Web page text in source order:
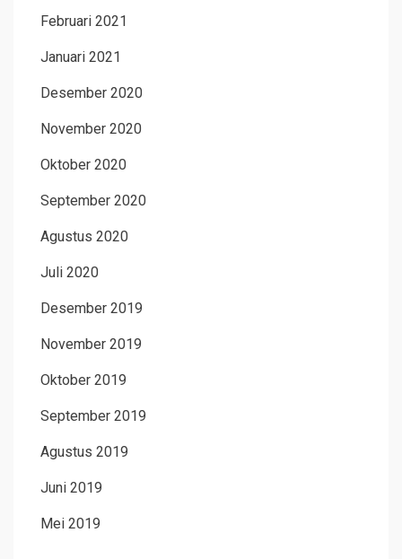
Februari 2021
Januari 2021
Desember 2020
November 2020
Oktober 2020
September 2020
Agustus 2020
Juli 2020
Desember 2019
November 2019
Oktober 2019
September 2019
Agustus 2019
Juni 2019
Mei 2019